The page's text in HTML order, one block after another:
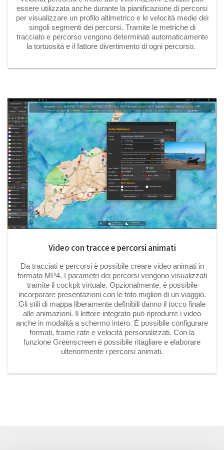
essere utilizzata anche durante la pianificazione di percorsi
per visualizzare un profilo altimetrico e le velocità medie dei
singoli segmenti dei percorsi. Tramite le metriche di
tracciato e percorso vengono determinati automaticamente
la tortuosità e il fattore divertimento di ogni percorso.
Video con tracce e percorsi animati
Da tracciati e percorsi è possibile creare video animati in
formato MP4. I parametri dei percorsi vengono visualizzati
tramite il cockpit virtuale. Opzionalmente, è possibile
incorporare presentazioni con le foto migliori di un viaggio.
Gli stili di mappa liberamente definibili danno il tocco finale
alle animazioni. Il lettore integrato può riprodurre i video
anche in modalità a schermo intero. È possibile configurare
formati, frame rate e velocità personalizzati. Con la
funzione Greenscreen è possibile ritagliare e elaborare
ulteriormente i percorsi animati.